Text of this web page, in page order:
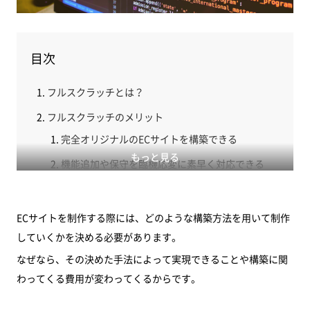
もっと見る
目次
フルスクラッチとは？
フルスクラッチのメリット
完全オリジナルのECサイトを構築できる
機能追加や保守を臨機応変に素早く対応できる
フルスクラッチのデメリット
構築や運用コストが高い
開発期間が長い
高い技術力を持った人材が必要
ECサイトを制作する際には、どのような構築方法を用いて制作
していくかを決める必要があります。
なぜなら、その決めた手法によって実現できることや構築に関
わってくる費用が変わってくるからです。